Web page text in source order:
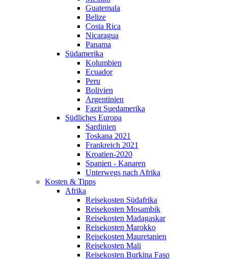
Guatemala
Belize
Costa Rica
Nicaragua
Panama
Südamerika
Kolumbien
Ecuador
Peru
Bolivien
Argentinien
Fazit Suedamerika
Südliches Europa
Sardinien
Toskana 2021
Frankreich 2021
Kroatien-2020
Spanien - Kanaren
Unterwegs nach Afrika
Kosten & Tipps
Afrika
Reisekosten Südafrika
Reisekosten Mosambik
Reisekosten Madagaskar
Reisekosten Marokko
Reisekosten Mauretanien
Reisekosten Mali
Reisekosten Burkina Faso